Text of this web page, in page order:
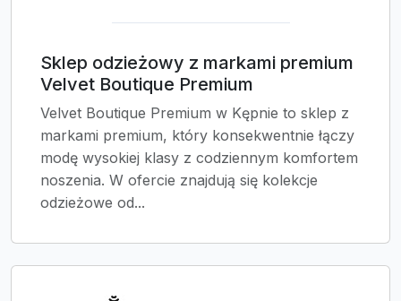
Sklep odzieżowy z markami premium
Velvet Boutique Premium
Velvet Boutique Premium w Kępnie to sklep z
markami premium, który konsekwentnie łączy
modę wysokiej klasy z codziennym komfortem
noszenia. W ofercie znajdują się kolekcje
odzieżowe od...